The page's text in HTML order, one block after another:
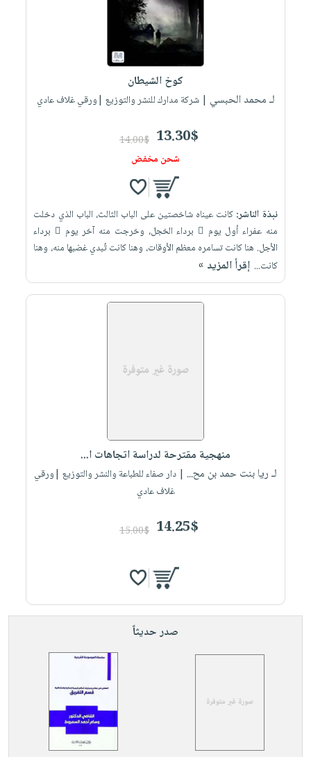
كوخ الشيطان
لـ محمد الحبسي | شركة مدارك للنشر والتوزيع |ورقي غلاف عادي
13.30$
14.00$
شحن مخفض
نبذة الناشر: كانت عيناه شاخصتين على الباب الثالث، الباب الذي دخلت
منه عفراء أول يوم ٍ برداء الخجل، وخرجت منه آخر يوم ٍ برداء
الأجل. هنا كانت تسامره معظم الأوقات، وهنا كانت تُبدي غضبها منه، وهنا
كانت... إقرأ المزيد »
منهجية مقترحة لدراسة اتجاهات ا...
لـ ريا بنت حمد بن مح... | دار صفاء للطباعة والنشر والتوزيع |ورقي
غلاف عادي
14.25$
15.00$
صدر حديثاً